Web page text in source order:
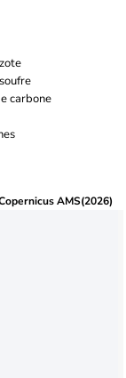
carbone
AMS(2026)